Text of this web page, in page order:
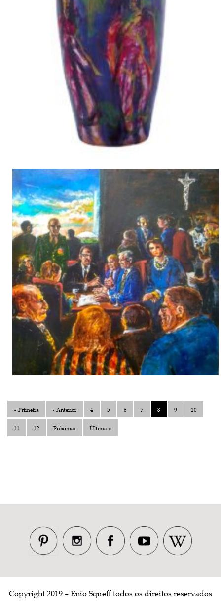
« Primeira ‹ Anterior 4 5 6 7 8 9 10
11 12 Próxima› Última »
Copyright 2019 – Enio Squeff todos os direitos reservados